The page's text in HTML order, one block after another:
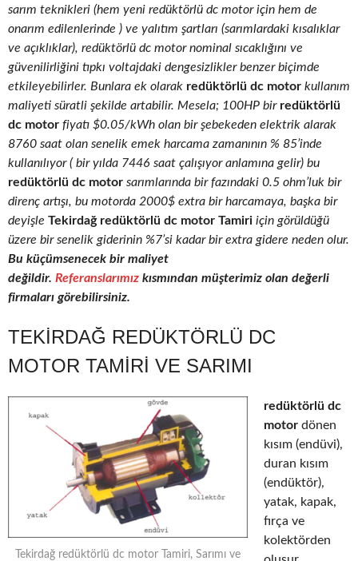
sarım teknikleri (hem yeni redüktörlü dc motor için hem de
onarım edilenlerinde ) ve yalıtım şartları (sarımlardaki kısalıklar
ve açıklıklar), redüktörlü dc motor nominal sıcaklığını ve
güvenilirliğini tıpkı voltajdaki dengesizlikler benzer biçimde
etkileyebilirler. Bunlara ek olarak redüktörlü dc motor kullanım
maliyeti süratli şekilde artabilir. Mesela; 100HP birredüktörlü
dc motor fiyatı $0.05/kWh olan bir şebekeden elektrik alarak
8760 saat olan senelik emek harcama zamanının % 85’inde
kullanılıyor ( bir yılda 7446 saat çalışıyor anlamına gelir) bu
redüktörlü dc motor sarımlarında bir fazındaki 0.5 ohm’luk bir
direnç artışı, bu motorda 2000$ extra bir harcamaya, başka bir
deyişle Tekirdağ redüktörlü dc motor Tamiri için görüldüğü
üzere bir senelik giderinin %7’si kadar bir extra gidere neden olur.
Bu küçümsenecek bir maliyet
değildir. Referanslarımız kısmından müşterimiz olan değerli
firmaları görebilirsiniz.
TEKIRDAĞ REDÜKTÖRLÜ DC
MOTOR TAMIRI VE SARIMI
Tekirdağ redüktörlü dc motor Tamiri, Sarımı ve
redüktörlü dc
motor dönen
kısım (endüvi),
duran kısım
(endüktör),
yatak, kapak,
fırça ve
kolektörden